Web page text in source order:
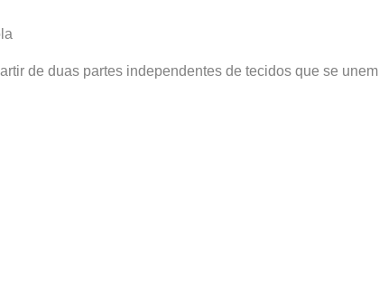
de duas partes independentes de tecidos que se unem